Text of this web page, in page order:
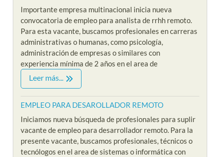
Importante empresa multinacional inicia nueva
convocatoria de empleo para analista de rrhh remoto.
Para esta vacante, buscamos profesionales en carreras
administrativas o humanas, como psicología,
administración de empresas o similares con
experiencia mínima de 2 años en el area de
Leer más...
EMPLEO PARA DESAROLLADOR REMOTO
Iniciamos nueva búsqueda de profesionales para suplir
vacante de empleo para desarrollador remoto. Para la
presente vacante, buscamos profesionales, técnicos o
tecnólogos en el area de sistemas o informática con